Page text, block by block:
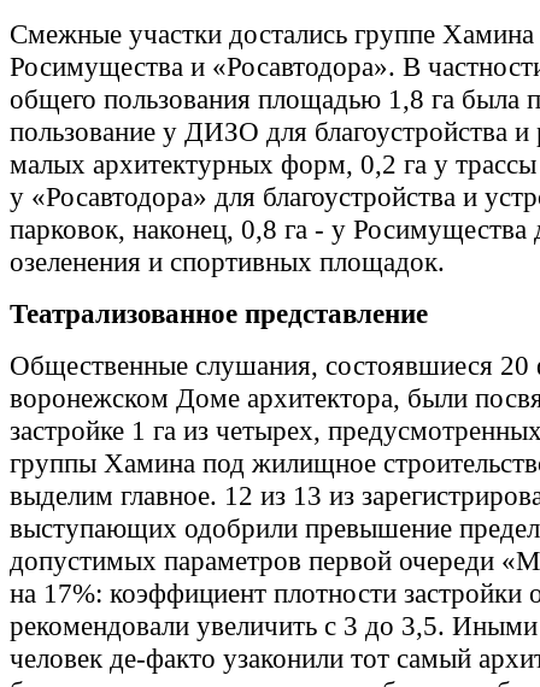
Смежные участки достались группе
Росимущества и «Росавтодора». В
общего пользования площадью 1,8 га была
пользование у ДИЗО для благоустройства
малых архитектурных форм, 0,2 га у
у «Росавтодора» для благоустройства и
парковок, наконец, 0,8 га - у Росимущества
озеленения и спортивных площадок.
Театрализованное представление
Общественные слушания, состоявшиеся 20
воронежском Доме архитектора, были
застройке 1 га из четырех,
группы Хамина под жилищное
выделим главное. 12 из 13 из
выступающих одобрили превышение
допустимых параметров первой очереди
на 17%: коэффициент плотности застройки
рекомендовали увеличить с 3 до 3,5.
человек де-факто узаконили тот самый